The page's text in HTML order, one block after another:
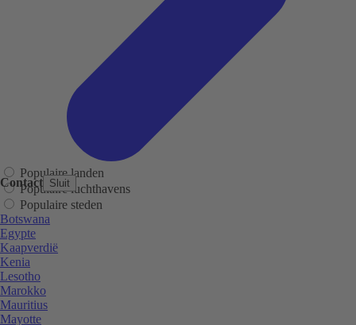
Contact Sluit
Populaire landen
Populaire luchthavens
Populaire steden
Botswana
Egypte
Kaapverdië
Kenia
Lesotho
Marokko
Mauritius
Mayotte